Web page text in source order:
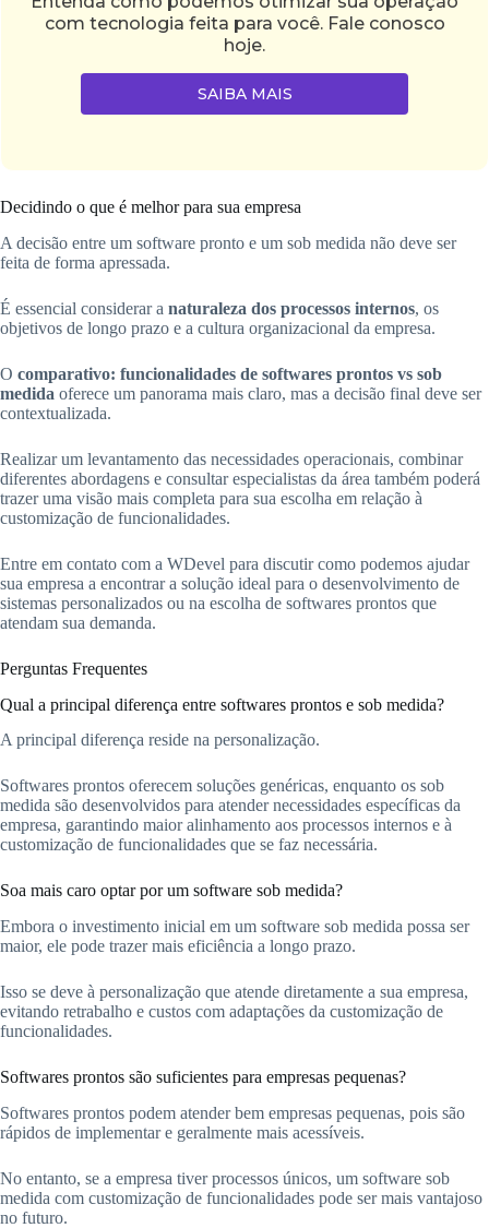
com tecnologia feita para você. Fale conosco
hoje.
SAIBA MAIS
Decidindo o que é melhor para sua empresa
A decisão entre um software pronto e um sob medida não deve ser
feita de forma apressada.
É essencial considerar a naturaleza dos processos internos, os
objetivos de longo prazo e a cultura organizacional da empresa.
O comparativo: funcionalidades de softwares prontos vs sob
medida oferece um panorama mais claro, mas a decisão final deve ser
contextualizada.
Realizar um levantamento das necessidades operacionais, combinar
diferentes abordagens e consultar especialistas da área também poderá
trazer uma visão mais completa para sua escolha em relação à
customização de funcionalidades.
Entre em contato com a WDevel para discutir como podemos ajudar
sua empresa a encontrar a solução ideal para o desenvolvimento de
sistemas personalizados ou na escolha de softwares prontos que
atendam sua demanda.
Perguntas Frequentes
Qual a principal diferença entre softwares prontos e sob medida?
A principal diferença reside na personalização.
Softwares prontos oferecem soluções genéricas, enquanto os sob
medida são desenvolvidos para atender necessidades específicas da
empresa, garantindo maior alinhamento aos processos internos e à
customização de funcionalidades que se faz necessária.
Soa mais caro optar por um software sob medida?
Embora o investimento inicial em um software sob medida possa ser
maior, ele pode trazer mais eficiência a longo prazo.
Isso se deve à personalização que atende diretamente a sua empresa,
evitando retrabalho e custos com adaptações da customização de
funcionalidades.
Softwares prontos são suficientes para empresas pequenas?
Softwares prontos podem atender bem empresas pequenas, pois são
rápidos de implementar e geralmente mais acessíveis.
No entanto, se a empresa tiver processos únicos, um software sob
medida com customização de funcionalidades pode ser mais vantajoso
no futuro.